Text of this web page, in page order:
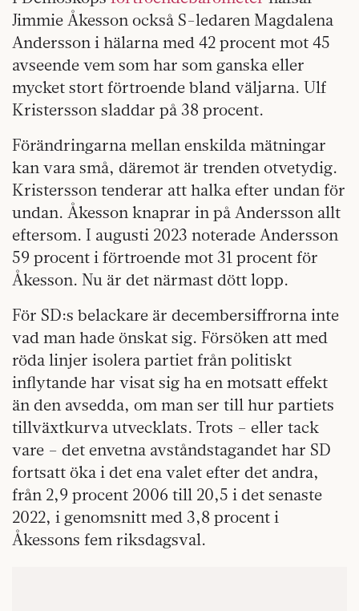
Jimmie Åkesson också S-ledaren Magdalena
Andersson i hälarna med 42 procent mot 45
avseende vem som har som ganska eller
mycket stort förtroende bland väljarna. Ulf
Kristersson sladdar på 38 procent.
Förändringarna mellan enskilda mätningar
kan vara små, däremot är trenden otvetydig.
Kristersson tenderar att halka efter undan för
undan. Åkesson knaprar in på Andersson allt
eftersom. I augusti 2023 noterade Andersson
59 procent i förtroende mot 31 procent för
Åkesson. Nu är det närmast dött lopp.
För SD:s belackare är decembersiffrorna inte
vad man hade önskat sig. Försöken att med
röda linjer isolera partiet från politiskt
inflytande har visat sig ha en motsatt effekt
än den avsedda, om man ser till hur partiets
tillväxtkurva utvecklats. Trots – eller tack
vare – det envetna avståndstagandet har SD
fortsatt öka i det ena valet efter det andra,
från 2,9 procent 2006 till 20,5 i det senaste
2022, i genomsnitt med 3,8 procent i
Åkessons fem riksdagsval.